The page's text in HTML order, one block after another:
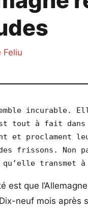
Feliu
incurable.
tout à fait dans
et proclament
frissons. Non
transmet à
est que
neuf mois après